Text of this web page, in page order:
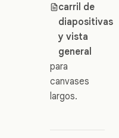
carril de
diapositivas
y vista
general
para
canvases
largos.